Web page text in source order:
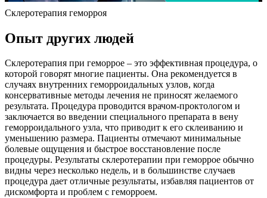
Склеротерапия геморроя
Опыт других людей
Склеротерапия при геморрое – это эффективная процедура, о
которой говорят многие пациенты. Она рекомендуется в
случаях внутренних геморроидальных узлов, когда
консервативные методы лечения не приносят желаемого
результата. Процедура проводится врачом-проктологом и
заключается во введении специального препарата в вену
геморроидального узла, что приводит к его склеиванию и
уменьшению размера. Пациенты отмечают минимальные
болевые ощущения и быстрое восстановление после
процедуры. Результаты склеротерапии при геморрое обычно
видны через несколько недель, и в большинстве случаев
процедура дает отличные результаты, избавляя пациентов от
дискомфорта и проблем с геморроем.